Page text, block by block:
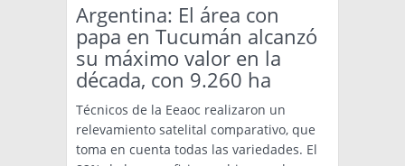
Argentina: El área con
papa en Tucumán alcanzó
su máximo valor en la
década, con 9.260 ha
Técnicos de la Eeaoc realizaron un
relevamiento satelital comparativo, que
toma en cuenta todas las variedades. El